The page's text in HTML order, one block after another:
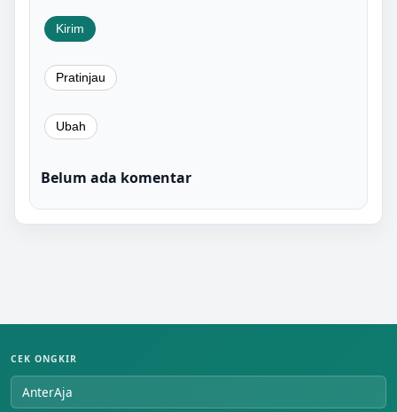
Belum ada komentar
CEK ONGKIR
AnterAja